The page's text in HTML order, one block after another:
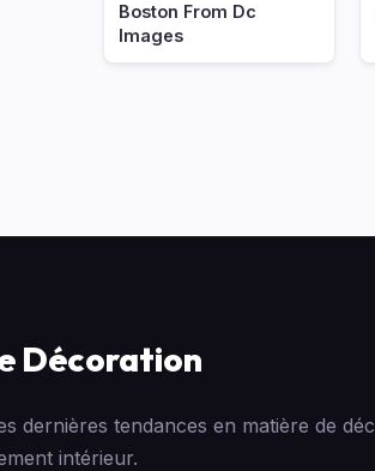
Boston From Dc
Images
Décoration
dernières tendances en matière de
intérieur.